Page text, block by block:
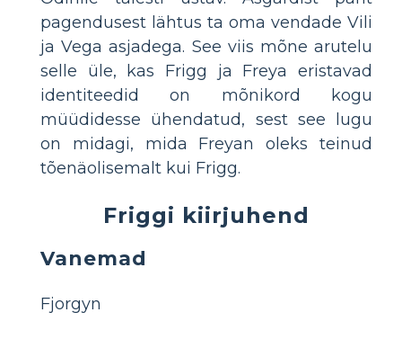
pagendusest lähtus ta oma vendade Vili
ja Vega asjadega. See viis mõne arutelu
selle üle, kas Frigg ja Freya eristavad
identiteedid on mõnikord kogu
müüdidesse ühendatud, sest see lugu
on midagi, mida Freyan oleks teinud
tõenäolisemalt kui Frigg.
Friggi kiirjuhend
Vanemad
Fjorgyn